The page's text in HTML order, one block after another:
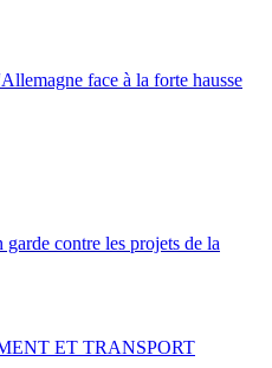
face à la forte hausse
garde contre les projets de la
ET TRANSPORT